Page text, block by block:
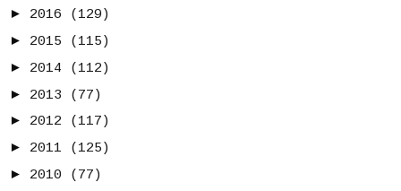
► 2016
(129)
► 2015
(115)
► 2014
(112)
► 2013
(77)
► 2012
(117)
► 2011
(125)
► 2010
(77)